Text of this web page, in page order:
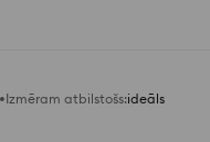
Izmēram atbilstošs:ideāls